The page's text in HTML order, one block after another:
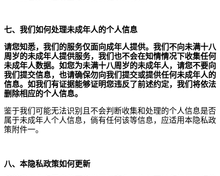
七、我们如何处理未成年人的个人信息
请您知悉，我们的服务仅面向成年人提供。我们不向未满十八
周岁的未成年人提供服务，我们也不会在知情情况下收集任何
未成年人数据。如您为未满十八周岁的未成年人，请您不要向
我们提交信息，也请确保勿向我们提交或提供任何未成年人的
信息。如我们有证据能够证明您违反了前述约定，我们将依法
删除相应的个人信息。
鉴于我们可能无法识别且不会判断收集和处理的个人信息是否
属于未成年人个人信息，倘有任何该等信息，应适用本隐私政
策附件一。
八、本隐私政策如何更新